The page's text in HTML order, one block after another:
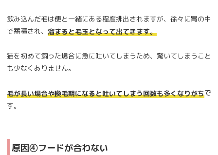
飲み込んだ毛は便と一緒にある程度排出されますが、徐々に胃の中
で蓄積され、 溜まると毛玉となって出てきます。
猫を初めて飼った場合に急に吐いてしまうため、驚いてしまうこと
も少なくありません。
毛が長い場合や換毛期になると吐いてしまう回数も多くなりがちで
す。
原因④フードが合わない